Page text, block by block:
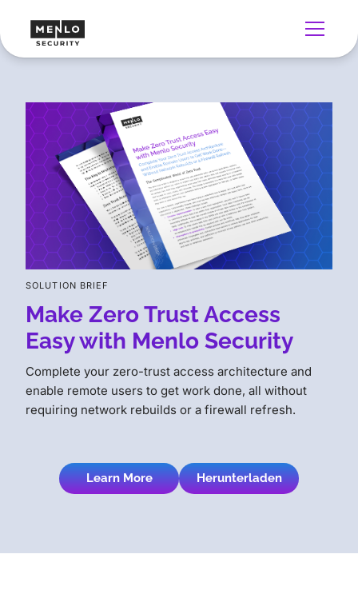
SOLUTION BRIEF
Make Zero Trust Access
Easy with Menlo Security
Complete your zero-trust access architecture and
enable remote users to get work done, all without
requiring network rebuilds or a firewall refresh.
Learn More Herunterladen